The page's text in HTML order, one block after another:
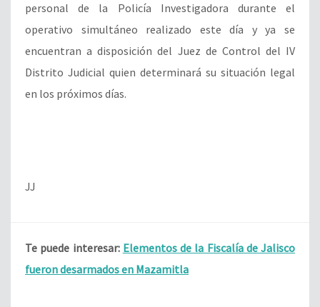
personal de la Policía Investigadora durante el
operativo simultáneo realizado este día y ya se
encuentran a disposición del Juez de Control del IV
Distrito Judicial quien determinará su situación legal
en los próximos días.
JJ
Te puede interesar: Elementos de la Fiscalía de Jalisco
fueron desarmados en Mazamitla